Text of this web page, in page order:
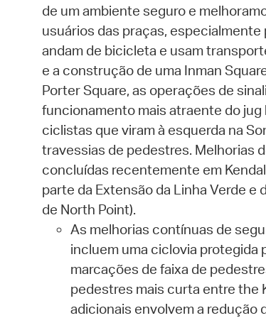
de um ambiente seguro e
usuários das praças,
andam de bicicleta e usam
e a construção de uma Inman
Porter Square, as operações de
funcionamento mais atraente do jug
ciclistas que viram à esquerda na
travessias de pedestres. Melhorias
concluídas recentemente em
parte da Extensão da Linha Verde
de North Point).
As melhorias contínuas de
incluem uma ciclovia protegida
marcações de faixa de
pedestres mais curta entre the
adicionais envolvem a redução